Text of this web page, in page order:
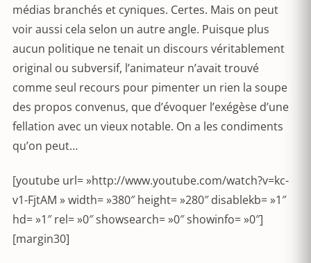
médias branchés et cyniques. Certes. Mais on peut
voir aussi cela selon un autre angle. Puisque plus
aucun politique ne tenait un discours véritablement
original ou subversif, l’animateur n’avait trouvé
comme seul recours pour pimenter un rien la soupe
des propos convenus, que d’évoquer l’exégèse d’une
fellation avec un vieux notable. On a les condiments
qu’on peut…
[youtube url= »http://www.youtube.com/watch?v=kc-
v1-FjtAM » width= »380″ height= »280″ disablekb= »1″
hd= »1″ rel= »0″ showsearch= »0″ showinfo= »0″]
[margin30]